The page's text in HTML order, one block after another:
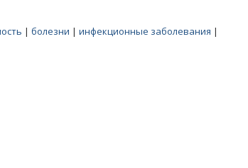
| болезни | инфекционные заболевания |